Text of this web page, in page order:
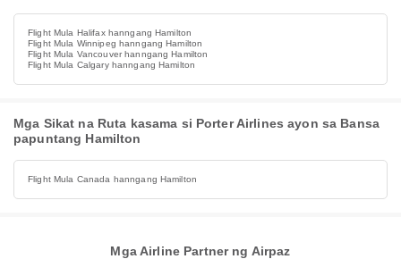
Flight Mula Halifax hanngang Hamilton
Flight Mula Winnipeg hanngang Hamilton
Flight Mula Vancouver hanngang Hamilton
Flight Mula Calgary hanngang Hamilton
Mga Sikat na Ruta kasama si Porter Airlines ayon sa Bansa
papuntang Hamilton
Flight Mula Canada hanngang Hamilton
Mga Airline Partner ng Airpaz